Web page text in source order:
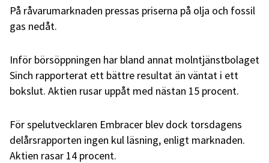
På råvarumarknaden pressas priserna på olja och fossil
gas nedåt.
Inför börsöppningen har bland annat molntjänstbolaget
Sinch rapporterat ett bättre resultat än väntat i ett
bokslut. Aktien rusar uppåt med nästan 15 procent.
För spelutvecklaren Embracer blev dock torsdagens
delårsrapporten ingen kul läsning, enligt marknaden.
Aktien rasar 14 procent.